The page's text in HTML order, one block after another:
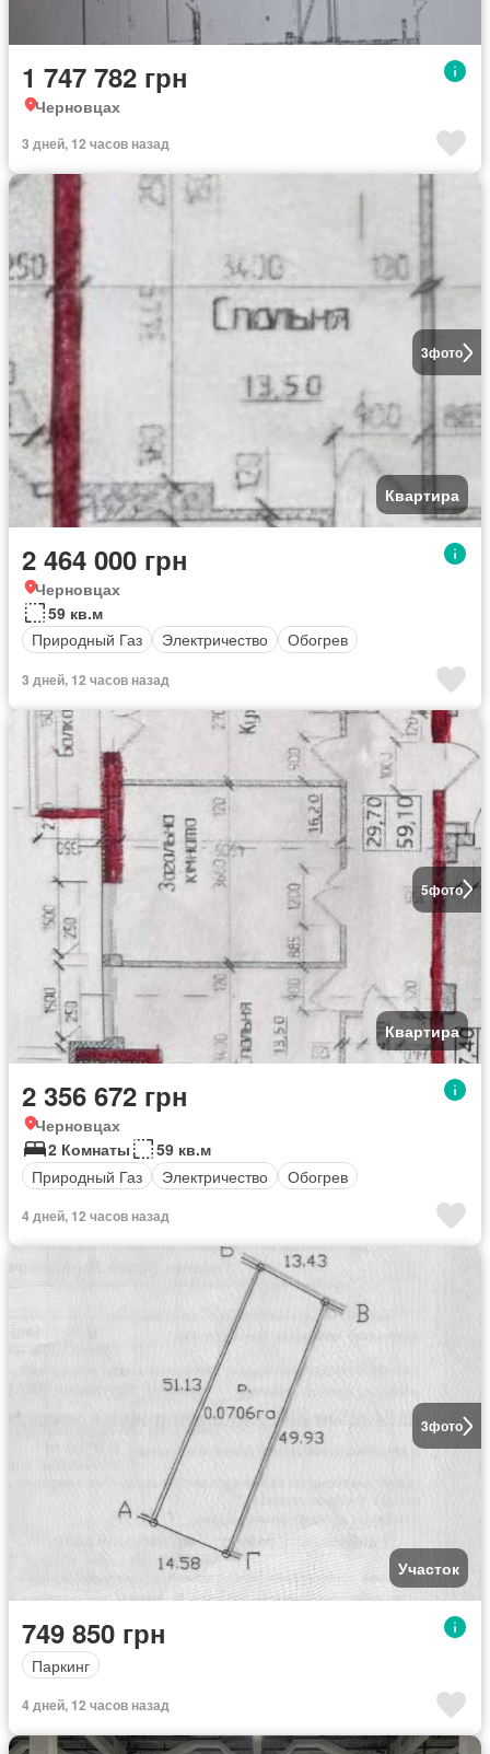
1 747 782 грн
Черновцах
3 дней, 12 часов назад
3фото
Квартира
2 464 000 грн
Черновцах
59 кв.м
Природный Газ
Электричество Обогрев
3 дней, 12 часов назад
5фото
Квартира
2 356 672 грн
Черновцах
2 Комнаты
59 кв.м
Природный Газ
Электричество Обогрев
4 дней, 12 часов назад
3фото
Участок
749 850 грн
Паркинг
4 дней, 12 часов назад